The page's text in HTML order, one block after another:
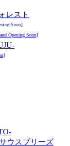
レスト
Soon]
Opening Soon]
ウスブリーズ